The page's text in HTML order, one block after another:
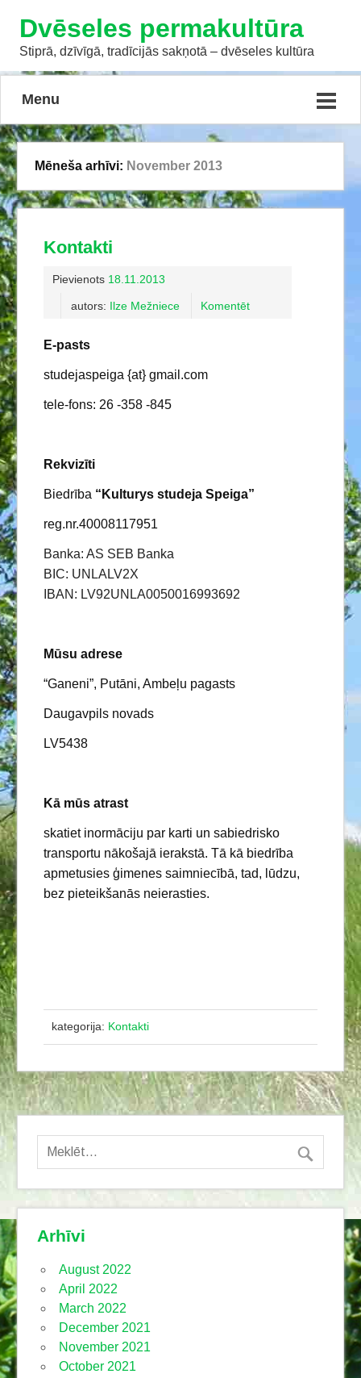
Dvēseles permakultūra
Stiprā, dzīvīgā, tradīcijās sakņotā – dvēseles kultūra
Menu
Mēneša arhīvi: November 2013
Kontakti
Pievienots 18.11.2013
autors: Ilze Mežniece Komentēt
E-pasts
studejaspeiga {at} gmail.com
tele-fons: 26 -358 -845
Rekvizīti
Biedrība “Kulturys studeja Speiga”
reg.nr.40008117951
Banka: AS SEB Banka
BIC: UNLALV2X
IBAN: LV92UNLA0050016993692
Mūsu adrese
“Ganeni”, Putāni, Ambeļu pagasts
Daugavpils novads
LV5438
Kā mūs atrast
skatiet inormāciju par karti un sabiedrisko
transportu nākošajā ierakstā. Tā kā biedrība
apmetusies ģimenes saimniecībā, tad, lūdzu,
bez pieteikšanās neierasties.
kategorija: Kontakti
Arhīvi
August 2022
April 2022
March 2022
December 2021
November 2021
October 2021